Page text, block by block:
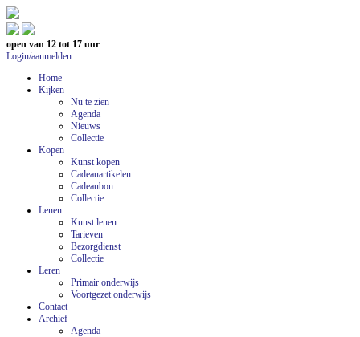
open van 12 tot 17 uur
Login/aanmelden
Home
Kijken
Nu te zien
Agenda
Nieuws
Collectie
Kopen
Kunst kopen
Cadeauartikelen
Cadeaubon
Collectie
Lenen
Kunst lenen
Tarieven
Bezorgdienst
Collectie
Leren
Primair onderwijs
Voortgezet onderwijs
Contact
Archief
Agenda